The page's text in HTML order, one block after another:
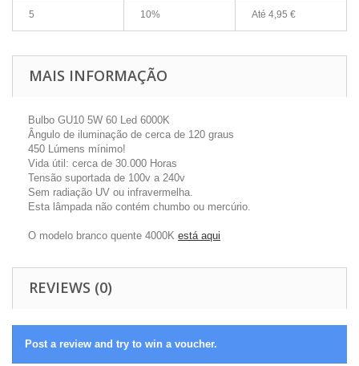
5 10% Até 4,95 €
MAIS INFORMAÇÃO
Bulbo GU10 5W 60 Led 6000K
Ângulo de iluminação de cerca de 120 graus
450 Lúmens mínimo!
Vida útil: cerca de 30.000 Horas
Tensão suportada de 100v a 240v
Sem radiação UV ou infravermelha.
Esta lâmpada não contém chumbo ou mercúrio.
O modelo branco quente 4000K está aqui
REVIEWS (0)
Post a review and try to win a voucher.